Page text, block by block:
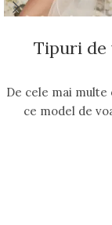
Tipuri de
De cele mai
ce model de